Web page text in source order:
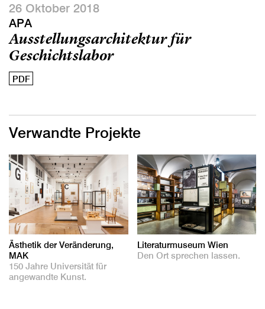
26 Oktober 2018
APA
Ausstellungsarchitektur für
Geschichtslabor
PDF
Verwandte Projekte
Ästhetik der Veränderung,
MAK
150 Jahre Universität für
angewandte Kunst.
Literaturmuseum Wien
Den Ort sprechen lassen.